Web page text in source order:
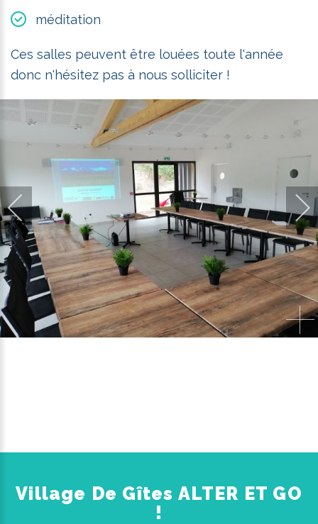
méditation
Ces salles peuvent être louées toute l'année
donc n'hésitez pas à nous solliciter !
Village De Gîtes ALTER ET GO
!